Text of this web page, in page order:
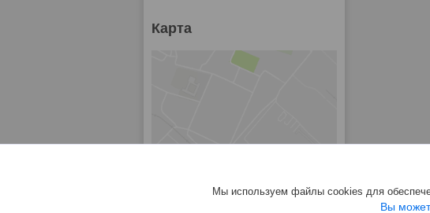
Карта
Мы используем файлы cookies для
Вы